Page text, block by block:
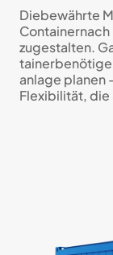
Diebewährte
zuge­stal­ten.
anlage planen
Flexi­bi­li­tät, die